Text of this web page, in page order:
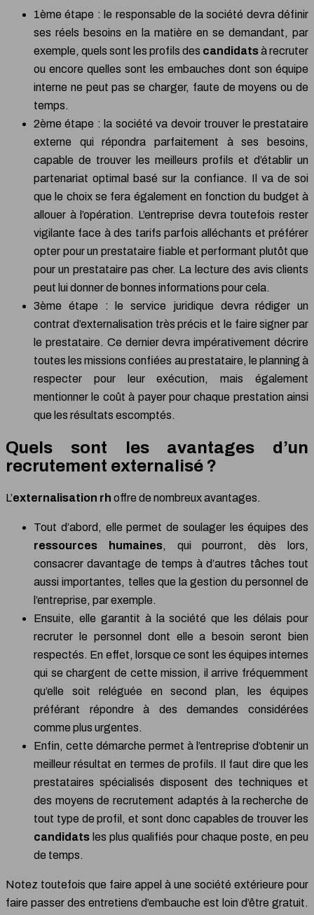
1ème étape : le responsable de la société devra définir
ses réels besoins en la matière en se demandant, par
exemple, quels sont les profils des candidatsà recruter
ou encore quelles sont les embauches dont son équipe
interne ne peut pas se charger, faute de moyens ou de
temps.
2ème étape : la société va devoir trouver le prestataire
externe qui répondra parfaitement à ses besoins,
capable de trouver les meilleurs profils et d’établir un
partenariat optimal basé sur la confiance. Il va de soi
que le choix se fera également en fonction du budget à
allouer à l’opération. L’entreprise devra toutefois rester
vigilante face à des tarifs parfois alléchants et préférer
opter pour un prestataire fiable et performant plutôt que
pour un prestataire pas cher. La lecture des avis clients
peut lui donner de bonnes informations pour cela.
3ème étape : le service juridique devra rédiger un
contrat d’externalisation très précis et le faire signer par
le prestataire. Ce dernier devra impérativement décrire
toutes les missions confiées au prestataire, le planning à
respecter pour leur exécution, mais également
mentionner le coût à payer pour chaque prestation ainsi
que les résultats escomptés.
Quels sont les avantages d’un
recrutement externalisé ?
L’externalisation rh offre de nombreux avantages.
Tout d’abord, elle permet de soulager les équipes des
ressources humaines, qui pourront, dès lors,
consacrer davantage de temps à d’autres tâches tout
aussi importantes, telles que la gestion du personnel de
l’entreprise, par exemple.
Ensuite, elle garantit à la société que les délais pour
recruter le personnel dont elle a besoin seront bien
respectés. En effet, lorsque ce sont les équipes internes
qui se chargent de cette mission, il arrive fréquemment
qu’elle soit reléguée en second plan, les équipes
préférant répondre à des demandes considérées
comme plus urgentes.
Enfin, cette démarche permet à l’entreprise d’obtenir un
meilleur résultat en termes de profils. Il faut dire que les
prestataires spécialisés disposent des techniques et
des moyens de recrutement adaptés à la recherche de
tout type de profil, et sont donc capables de trouver les
candidats les plus qualifiés pour chaque poste, en peu
de temps.
Notez toutefois que faire appel à une société extérieure pour
faire passer des entretiens d’embauche est loin d’être gratuit.